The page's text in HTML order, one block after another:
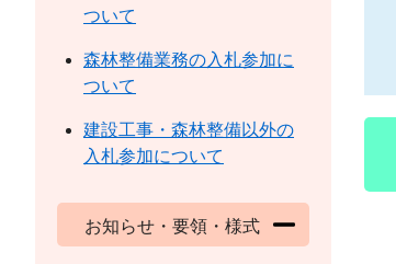
ついて
森林整備業務の入札参加に
ついて
建設工事・森林整備以外の
入札参加について
お知らせ・要領・様式